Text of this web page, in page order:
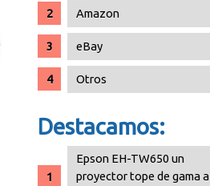
Amazon
eBay
Otros
Destacamos:
Epson EH-TW650 un
proyector tope de gama a